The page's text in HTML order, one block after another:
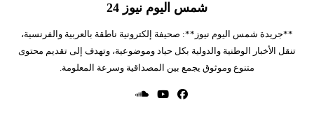
شمس اليوم نيوز 24
**جريدة شمس اليوم نيوز**: صحيفة إلكترونية ناطقة بالعربية والفرنسية،
تنقل الأخبار الوطنية والدولية بكل حياد وموضوعية، وتهدف إلى تقديم محتوى
متنوع وموثوق يجمع بين المصداقية وسرعة المعلومة.